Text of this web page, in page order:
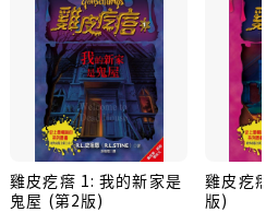
為在恐怖樂園裡，每一項遊戲
兒……
雞皮疙瘩 1: 我的新家是
鬼屋 (第2版)
雞皮疙瘩
版)